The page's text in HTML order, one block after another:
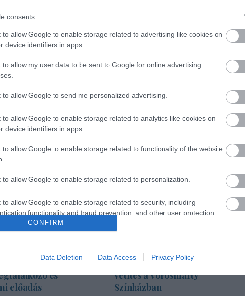
consents
to allow Google to enable storage related to advertising like cookies on
device identifiers in apps.
to allow my user data to be sent to Google for online advertising
to allow Google to send me personalized advertising.
to allow Google to enable storage related to analytics like cookies on
device identifiers in apps.
to allow Google to enable storage related to functionality of the website
to allow Google to enable storage related to personalization.
to allow Google to enable storage related to security, including
functionality and fraud prevention, and other user protection.
CONFIRM
Data Deletion Data Access Privacy Policy
valamint Susan szerepében a Thália SzínházAllan
forrás: Alexandra Pódium
és
előadás
Pénteken ismét online
vetítés a Vörösmarty
Színházban